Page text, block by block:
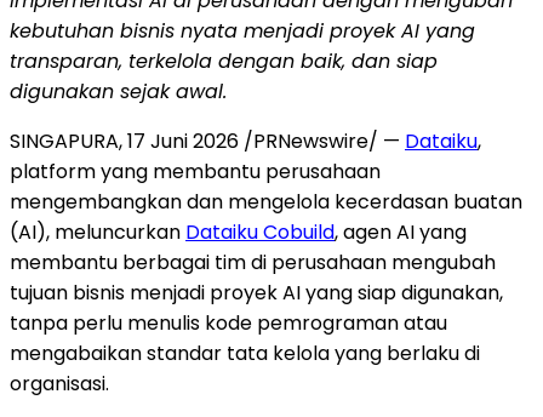
kebutuhan bisnis nyata menjadi proyek AI yang
transparan, terkelola dengan baik, dan siap
digunakan sejak awal.
SINGAPURA, 17 Juni 2026 /PRNewswire/ — Dataiku,
platform yang membantu perusahaan
mengembangkan dan mengelola kecerdasan buatan
(AI), meluncurkan Dataiku Cobuild, agen AI yang
membantu berbagai tim di perusahaan mengubah
tujuan bisnis menjadi proyek AI yang siap digunakan,
tanpa perlu menulis kode pemrograman atau
mengabaikan standar tata kelola yang berlaku di
organisasi.